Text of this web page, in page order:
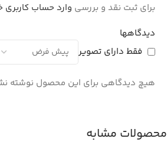
دیدگاهها
فقط دارای تصویر
هیچ دیدگاهی برای این محصول نوشته
برای ثبت نقد و بررسی وارد حساب کاربری
محصولات مشابه